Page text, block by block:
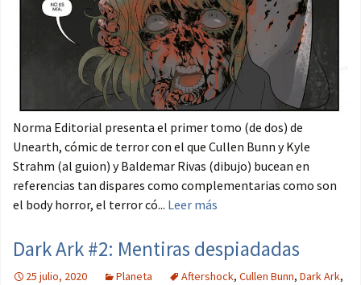
Norma Editorial presenta el primer tomo (de dos) de
Unearth, cómic de terror con el que Cullen Bunn y Kyle
Strahm (al guion) y Baldemar Rivas (dibujo) bucean en
referencias tan dispares como complementarias como son
el body horror, el terror có... Leer más
Dark Ark #2: Mentiras despiadadas
25 julio, 2020 Planeta Aftershock, Cullen Bunn, Dark Ark,